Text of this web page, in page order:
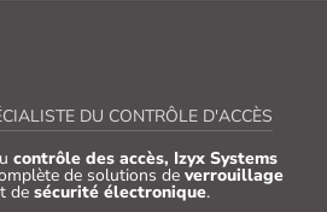
DU CONTRÔLE D'ACCÈS
contrôle des accès, Izyx Systems
de solutions de verrouillage
de sécurité électronique.